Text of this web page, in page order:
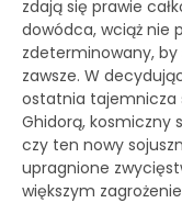
zdają się prawie
dowódca, wciąż nie
zdeterminowany,
zawsze. W
ostatnia tajemnicza
Ghidorą, kosmiczny
czy ten nowy
upragnione
większym